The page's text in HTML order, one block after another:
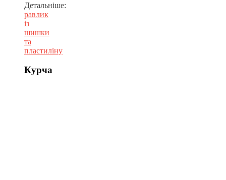
Детальніше:
равлик
із
шишки
та
пластиліну
Курча